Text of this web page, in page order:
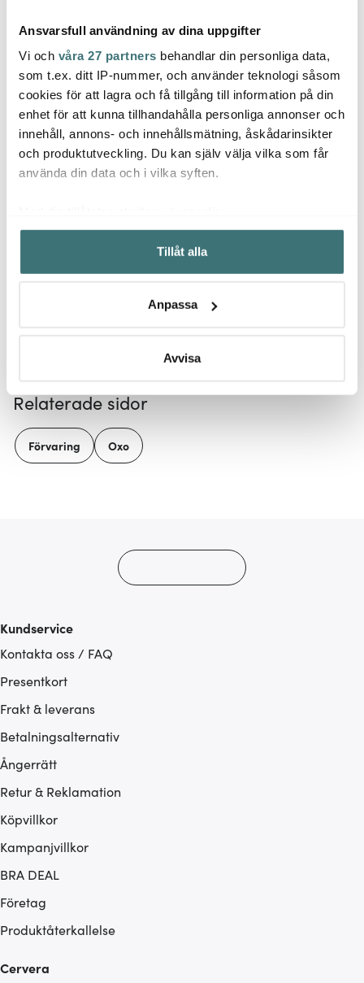
Ansvarsfull användning av dina uppgifter
Vi och våra 27 partners behandlar din personliga data,
som t.ex. ditt IP-nummer, och använder teknologi såsom
cookies för att lagra och få tillgång till information på din
enhet för att kunna tillhandahålla personliga annonser och
innehåll, annons- och innehållsmätning, åskådarinsikter
och produktutveckling. Du kan själv välja vilka som får
använda din data och i vilka syften.
Samla in information om din geografiska plats som
kan ha en noggrannhet på upp till flera meter
Identifiera din enhet genom att aktivt skanna den för
Ta reda på mer om hur dina personliga uppgifter
Du kan ändra eller dra tillbaka ditt samtycke när som
Vi använder cookies för att innehållet och annonserna
ska anpassas efter det som vi tror att du tycker om. Det
gör också att vi kan analysera vår trafik och göra
Tillåt alla
Anpassa
Avvisa
Eva Trio
Sked Stor Nylon Black
169 kr
Hackit
Hackit Köttfärshackare
22,5 cm Svart
129 kr
Låt dig inspireras av våra kunder
Relaterade sidor
Förvaring Oxo
Kundservice
Kontakta oss / FAQ
Presentkort
Frakt & leverans
Betalningsalternativ
Ångerrätt
Retur & Reklamation
Köpvillkor
Kampanjvillkor
BRA DEAL
Företag
Produktåterkallelse
Cervera